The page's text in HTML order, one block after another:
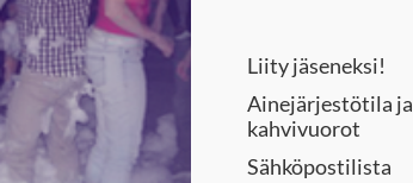
Liity jäseneksi!
Ainejärjestötila ja
kahvivuorot
Sähköpostilista